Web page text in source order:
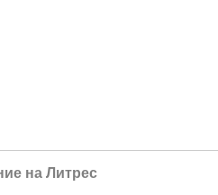
на Литрес